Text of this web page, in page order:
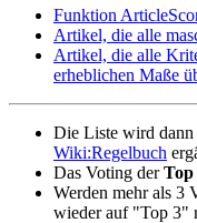
Funktion
Artikel, die alle
Artikel, die alle
erheblichen Maße
Die Liste wird dann
Wiki:Regelbuch
Das Voting derTop
Werden mehr als 3
wieder auf "Top 3"